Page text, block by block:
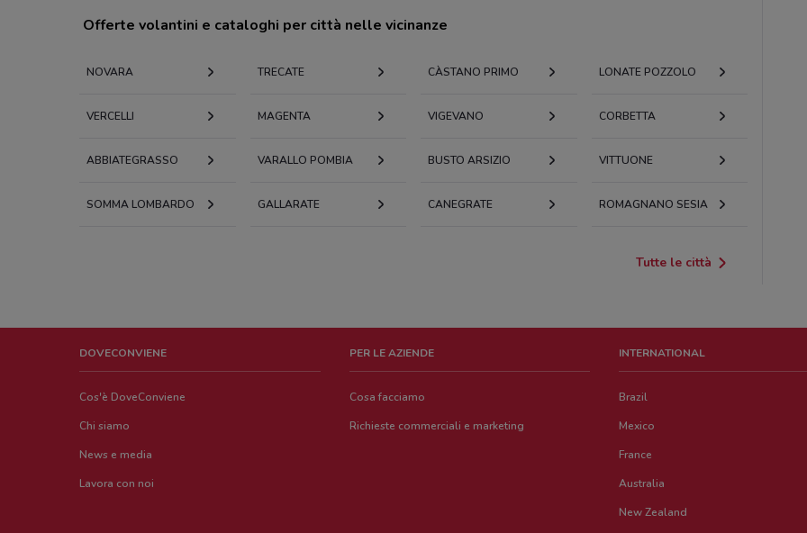
Offerte volantini e cataloghi per città nelle vicinanze
NOVARA TRECATE CÀSTANO PRIMO LONATE POZZOLO
VERCELLI MAGENTA VIGEVANO CORBETTA
ABBIATEGRASSO VARALLO POMBIA BUSTO ARSIZIO VITTUONE
SOMMA LOMBARDO GALLARATE CANEGRATE ROMAGNANO SESIA
Tutte le città
DOVECONVIENE
Cos'è DoveConviene
Chi siamo
News e media
Lavora con noi
PER LE AZIENDE
Cosa facciamo
Richieste commerciali e marketing
INTERNATIONAL
Brazil
Mexico
France
Australia
New Zealand